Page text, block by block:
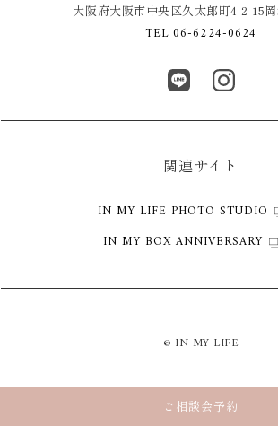
ご相談会予約
大阪府大阪市中央区久太郎町4-2-15
TEL 06-6224-0624
関連サイト
IN MY LIFE PHOTO STUDIO
IN MY BOX ANNIVERSARY
© IN MY LIFE